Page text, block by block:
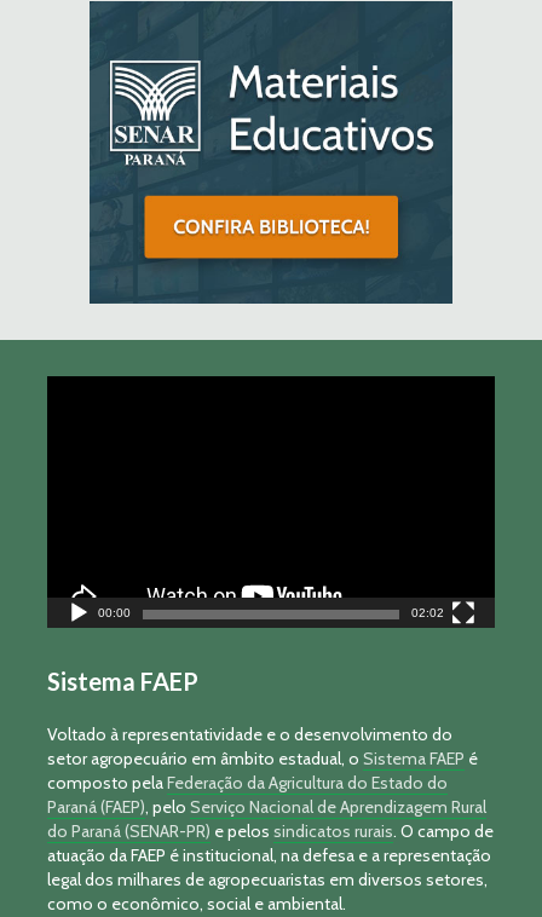
00:00 02:02
Sistema FAEP
Voltado à representatividade e o desenvolvimento do
setor agropecuário em âmbito estadual, o Sistema FAEP é
composto pelaFederação da Agricultura do Estado do
Paraná (FAEP), pelo Serviço Nacional de Aprendizagem Rural
do Paraná (SENAR-PR) e pelos sindicatos rurais. O campo de
atuação da FAEP é institucional, na defesa e a representação
legal dos milhares de agropecuaristas em diversos setores,
como o econômico, social e ambiental.